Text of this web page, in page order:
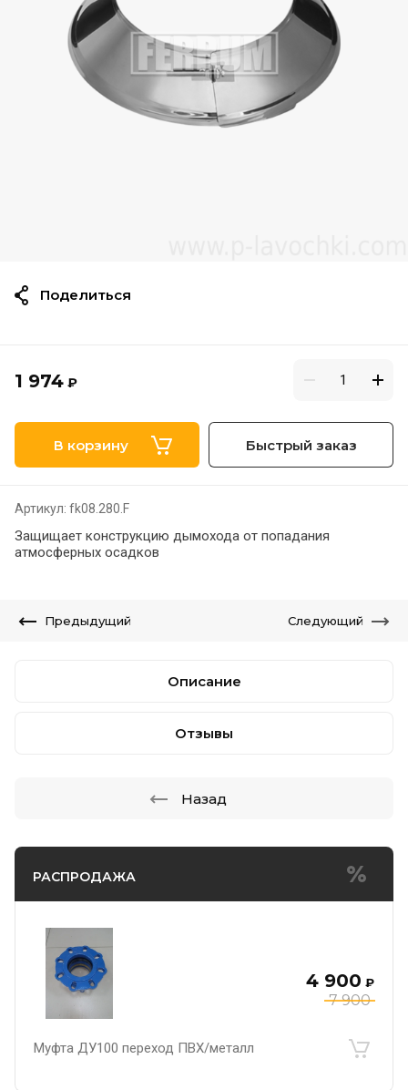
РАСПРОДАЖА
7 900
4 900 ₽
Муфта ДУ100 переход ПВХ/металл
1 974 ₽
В корзину Быстрый заказ
Артикул: fk08.280.F
Защищает конструкцию дымохода от попадания
атмосферных осадков
Поделиться
Предыдущий Следующий
Описание
Отзывы
Назад